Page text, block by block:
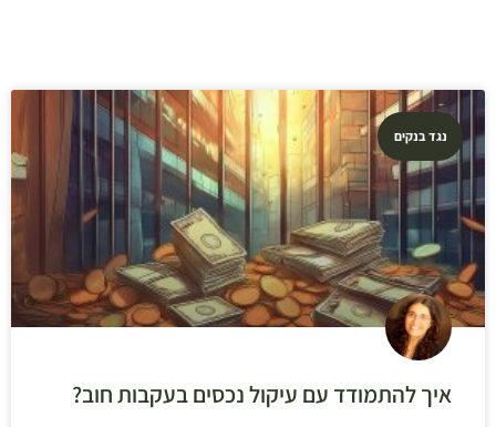
נגד בנקים
איך להתמודד עם עיקול נכסים בעקבות חוב?